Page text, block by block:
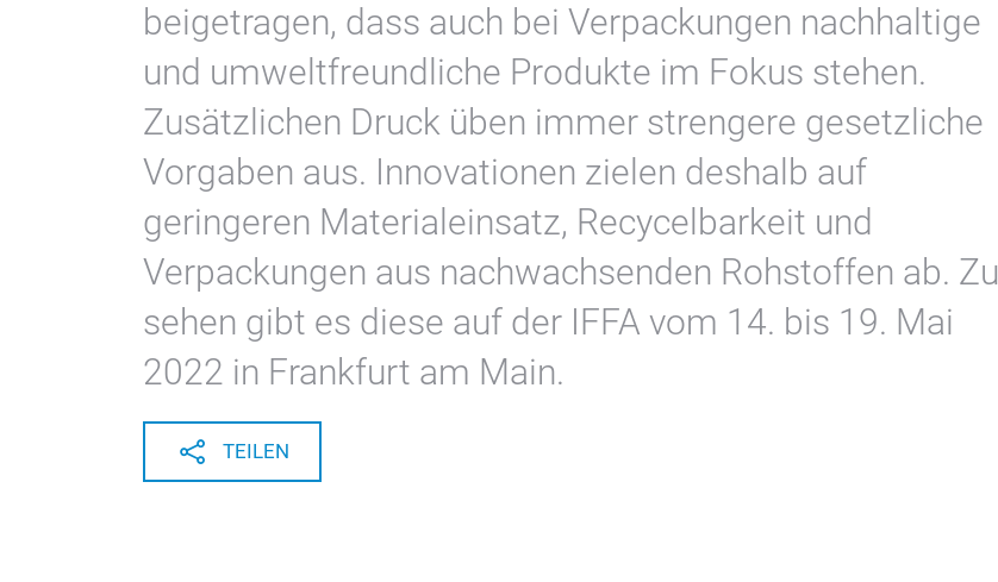
beigetragen, dass auch bei Verpackungen nachhaltige
und umweltfreundliche Produkte im Fokus stehen.
Zusätzlichen Druck üben immer strengere gesetzliche
Vorgaben aus. Innovationen zielen deshalb auf
geringeren Materialeinsatz, Recycelbarkeit und
Verpackungen aus nachwachsenden Rohstoffen ab. Zu
sehen gibt es diese auf der IFFA vom 14. bis 19. Mai
2022 in Frankfurt am Main.
TEILEN